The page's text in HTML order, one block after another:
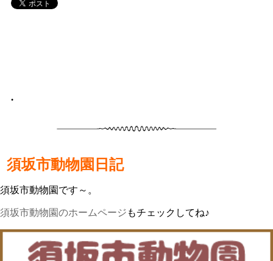
•
須坂市動物園日記
須坂市動物園です～。
須坂市動物園のホームページ もチェックしてね♪